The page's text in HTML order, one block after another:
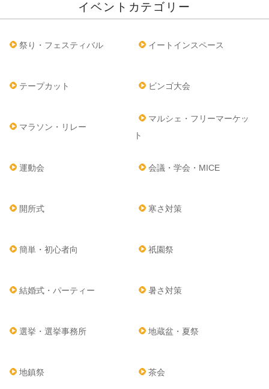
イベントカテゴリー
祭り・フェスティバル イートインスペース
テープカット ビンゴ大会
マラソン・リレー
マルシェ・フリーマーケッ
ト
運動会 会議・学会・MICE
開所式 寒さ対策
簡単・初心者向 祇園祭
結婚式・パーティー 暑さ対策
選挙・選挙事務所 地蔵盆・夏祭
地鎮祭 茶会